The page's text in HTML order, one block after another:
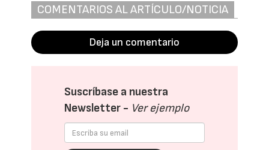
COMENTARIOS AL ARTÍCULO/NOTICIA
Deja un comentario
Suscríbase a nuestra
Newsletter - Ver ejemplo